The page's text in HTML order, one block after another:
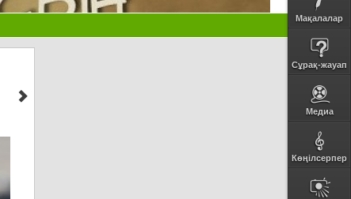
Мақалалар
Сұрақ-жауап
Медиа
Көңілсерпер